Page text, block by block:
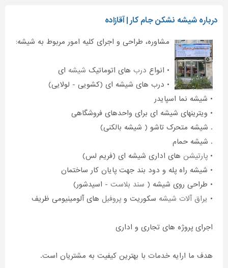
درباره شیشه نشکن جام کار | آقازاده
مشاوره، طراحی و اجرای کلیه امور مربوط به شیشه:
• انواع درب های اتوماتیک شیشه ای
• درب های شیشه ای (کشویی - لولایی)
• شیشه نما اسپایدر
• ویترینهای شیشه ای برای واحدهای فروشگاهی
. شیشه متحرک تاشو ( شیشه بالکنی)
. شیشه حمام
• پارتیشن های اداری شیشه ای (فریم لس)
• شیشه راه پله و دود بند جهت پایان کار ساختمان
• طراحی روی شیشه ( سند بلاست - اسیدشور)
• یراق آلات شیشه سکوریت و پروفیل های آلومینیومی ظریف
اجرای پروژه های تجاری و اداری
هدف ما ارایه خدمات با بهترین کیفیت به مشتریان است.